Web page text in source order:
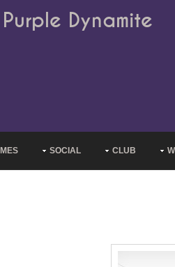
Dynamite
SOCIAL CLUB